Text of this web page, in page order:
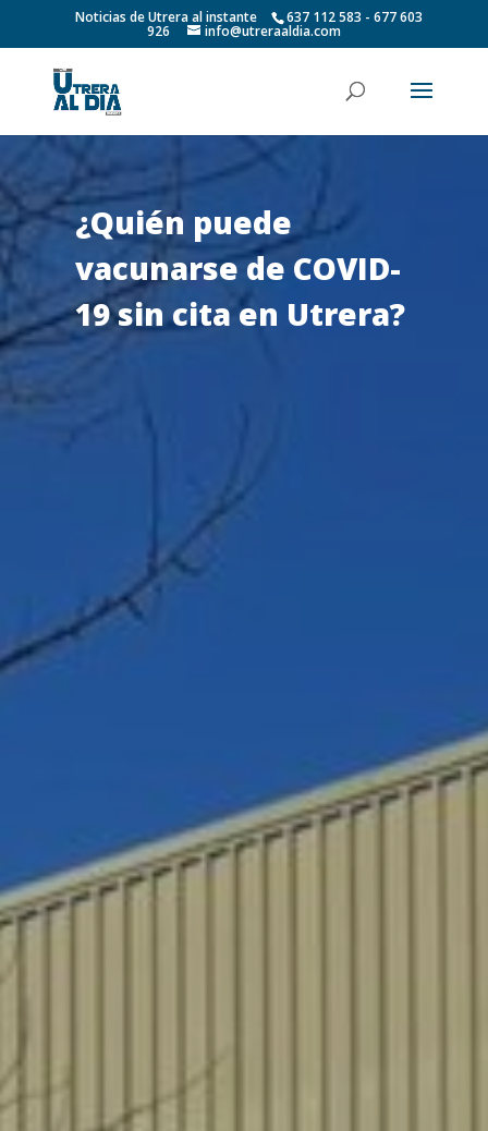
Noticias de Utrera al instante 637 112 583 - 677 603
926 info@utreraaldia.com
¿Quién puede
vacunarse de COVID-
19 sin cita en Utrera?